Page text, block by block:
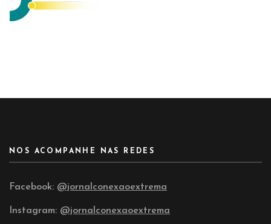
NOS ACOMPANHE NAS REDES
Facebook: @jornalconexaoextrema
Instagram: @jornalconexaoextrema